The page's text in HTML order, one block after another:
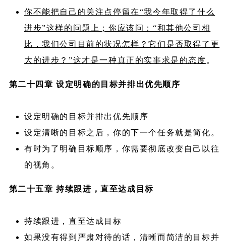
你不能把自己的关注点停留在“我今年取得了什么
进步”这样的问题上；你应该问：“和其他公司相
比，我们公司目前的状况怎样？它们是否取得了更
大的进步？”这才是一种真正的实事求是的态度 。
第二十四章 设定明确的目标并排出优先顺序
设定明确的目标并排出优先顺序
设定清晰的目标之后，你的下一个任务就是简化。
有时为了明确目标顺序，你需要彻底改变自己以往
的视角。
第二十五章 持续跟进，直至达成目标
持续跟进，直至达成目标
如果没有得到严肃对待的话，清晰而简洁的目标并